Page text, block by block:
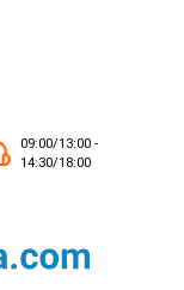
09:00/13:00 -
14:30/18:00